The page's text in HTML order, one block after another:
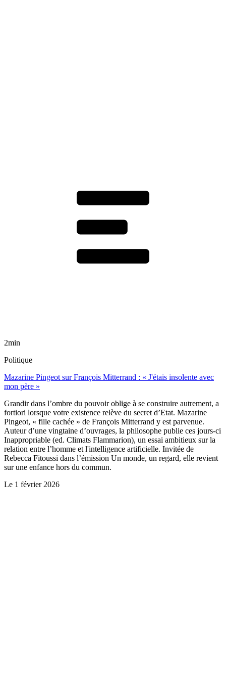
2min
Politique
Mazarine Pingeot sur François Mitterrand : « J'étais insolente avec
mon père »
Grandir dans l’ombre du pouvoir oblige à se construire autrement, a
fortiori lorsque votre existence relève du secret d’Etat. Mazarine
Pingeot, « fille cachée » de François Mitterrand y est parvenue.
Auteur d’une vingtaine d’ouvrages, la philosophe publie ces jours-ci
Inappropriable (ed. Climats Flammarion), un essai ambitieux sur la
relation entre l’homme et l'intelligence artificielle. Invitée de
Rebecca Fitoussi dans l’émission Un monde, un regard, elle revient
sur une enfance hors du commun.
Le 1 février 2026